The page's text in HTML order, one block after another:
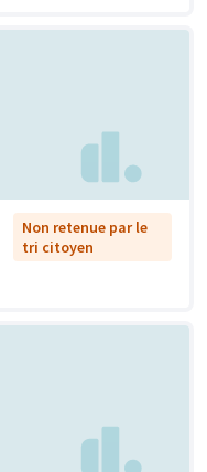
Non retenue par le
tri citoyen